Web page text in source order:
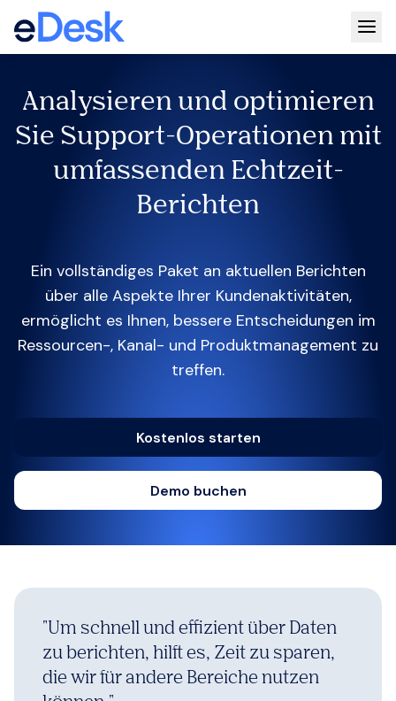
Analysieren und optimieren
Sie Support-Operationen mit
umfassenden Echtzeit-
Berichten
Ein vollständiges Paket an aktuellen Berichten
über alle Aspekte Ihrer Kundenaktivitäten,
ermöglicht es Ihnen, bessere Entscheidungen im
Ressourcen-, Kanal- und Produktmanagement zu
treffen.
Kostenlos starten
Demo buchen
"Um schnell und effizient über Daten
zu berichten, hilft es, Zeit zu sparen,
die wir für andere Bereiche nutzen